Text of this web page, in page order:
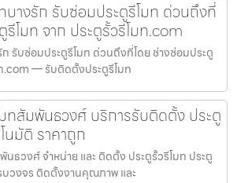
บางรัก รับซ่อมประตูรีโมท ด่วนถึงที่
รีโมท จาก ประตูรั้วรีโมท.com
รับซ่อมประตูรีโมท ด่วนถึงที่โดย ช่างซ่อมประตู
.com — รับติดตั้งประตูรีโมท
ทสัมพันธวงศ์ บริการรับติดตั้ง ประตู
นมัติ ราคาถูก
ธวงศ์ จำหน่าย และ ติดตั้ง ประตูรั้วรีโมท ประตู
วงจร ติดตั้งงานคุณภาพ และ